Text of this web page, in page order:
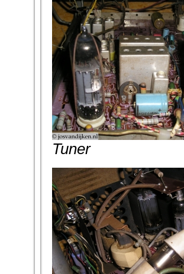
Tuner